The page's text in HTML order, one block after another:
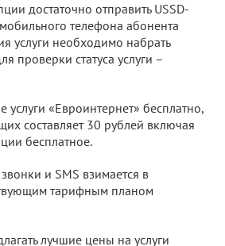
достаточно отправить USSD-
телефона абонента
услуги необходимо набрать
проверки статуса услуги –
«Евроинтернет» бесплатно,
составляет 30 рублей включая
бесплатное.
и SMS взимается в
тарифным планом
лучшие цены на услуги